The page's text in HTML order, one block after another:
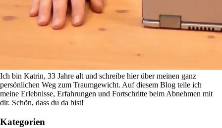
Ich bin Katrin, 33 Jahre alt und schreibe hier über meinen ganz
persönlichen Weg zum Traumgewicht. Auf diesem Blog teile ich
meine Erlebnisse, Erfahrungen und Fortschritte beim Abnehmen mit
dir. Schön, dass du da bist!
Kategorien